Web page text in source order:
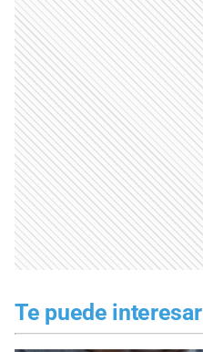
Te puede interesar